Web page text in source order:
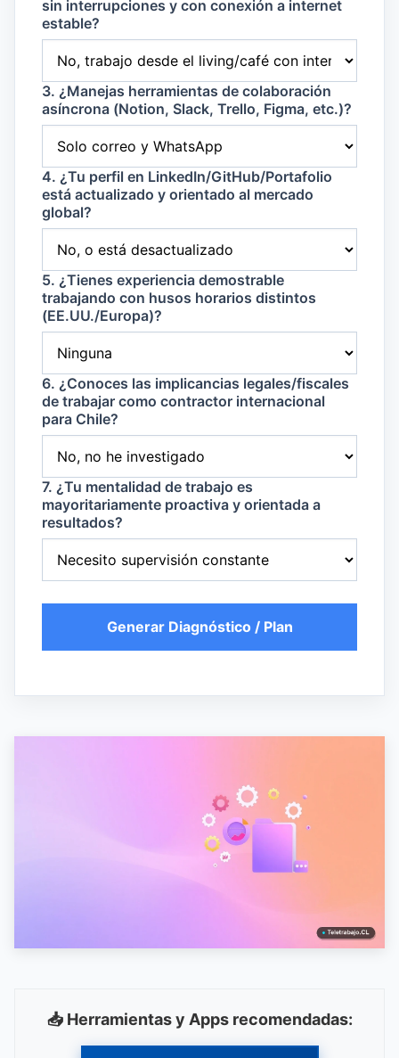
sin interrupciones y con conexión a internet
estable?
3. ¿Manejas herramientas de colaboración
asíncrona (Notion, Slack, Trello, Figma, etc.)?
4. ¿Tu perfil en LinkedIn/GitHub/Portafolio
está actualizado y orientado al mercado
global?
5. ¿Tienes experiencia demostrable
trabajando con husos horarios distintos
(EE.UU./Europa)?
6. ¿Conoces las implicancias legales/fiscales
de trabajar como contractor internacional
para Chile?
7. ¿Tu mentalidad de trabajo es
mayoritariamente proactiva y orientada a
resultados?
Generar Diagnóstico / Plan
📥 Herramientas y Apps recomendadas: